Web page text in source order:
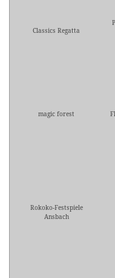
Classics Regatta
magic forest
Rokoko-Festspiele
Ansbach